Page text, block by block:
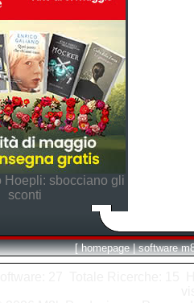
Hoepli: sbocciano gli
sconti
[ homepage | software